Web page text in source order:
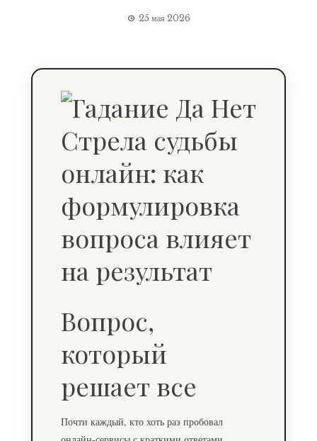
25 мая 2026
Вопрос,
который
решает все
Почти каждый, кто хоть раз пробовал